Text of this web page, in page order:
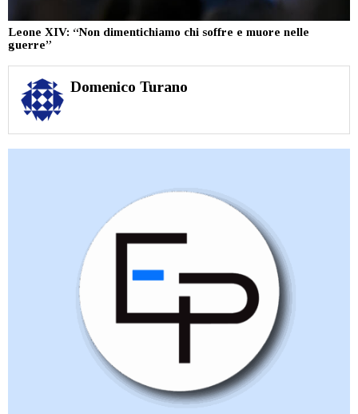
Leone XIV: “Non dimentichiamo chi soffre e muore nelle
guerre”
Domenico Turano